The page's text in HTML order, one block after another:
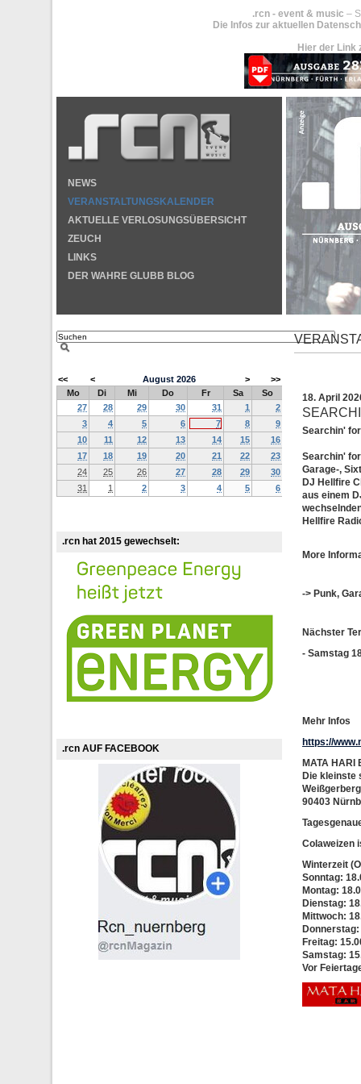
.rcn - event & music –
Die Infos zur aktuellen
Hier der Link
NEWS
VERANSTALTUNGSKALENDER
AKTUELLE VERLOSUNGSÜBERSICHT
ZEUCH
LINKS
DER WAHRE GLUBB BLOG
<< < August 2026 >
>>
Mo
Di Mi Do Fr Sa
So
27
28 29 30 31 1
2
3
4 5 6 7 8
9
10
11 12 13 14 15
16
17
18 19 20 21 22
23
24
25 26 27 28 29
30
31
1 2 3 4 5 6
.rcn hat 2015 gewechselt:
.rcn AUF FACEBOOK
18. April
Searchin'
Searchin'
Garage-,
DJ Hellfire
aus einem
Hellfire
More
-> Punk,
Nächster
- Samstag
Mehr Infos
https://
MATA HARI
Die kleinste
90403
Colaweizen
Winterzeit
Sonntag:
Montag:
Dienstag:
Mittwoch:
Freitag:
Samstag:
Vor